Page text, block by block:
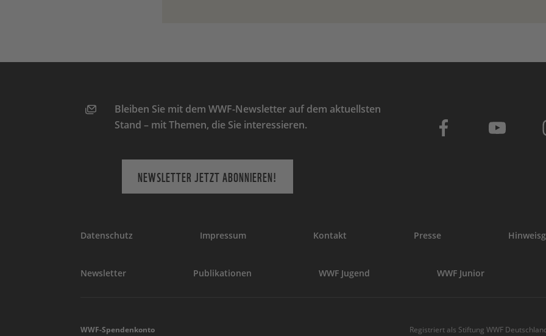
Bleiben Sie mit dem WWF-Newsletter auf dem aktuellsten
Stand – mit Themen, die Sie interessieren.
NEWSLETTER JETZT ABONNIEREN!
Datenschutz Impressum Kontakt Presse
Newsletter Publikationen WWF Jugend WWF Junior
WWF-Spendenkonto
Registriert als Stiftung WWF